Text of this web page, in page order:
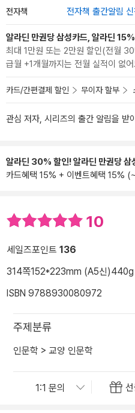
전자책 전자책 출간알림 신
알라딘 만권당 삼성카드, 알라딘
최대 1만원 또는 2만원 할인(전월
급월 +1개월까지는 전월 실적이 없
카드/간편결제 할인 무이자 할부
관심 저자, 시리즈의 출간 알림을 받
알라딘 30% 할인! 알라딘 만권당 삼
카드혜택 15% + 이벤트혜택 15%
10
세일즈포인트 136
314쪽152*223mm (A5신)440g
ISBN 9788930080972
주제분류
인문학 > 교양 인문학
선